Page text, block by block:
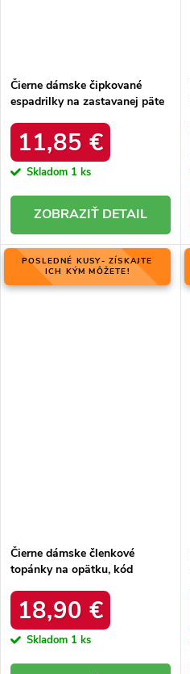
Čierne dámske čipkované
espadrilky na zastavanej päte
NJSK CV-353
11,85 €
Skladom 1 ks
DETAIL
POSLEDNÉ KUSY- ZÍSKAJTE
ICH KÝM MÔŽETE!
Čierne dámske členkové
topánky na opätku, kód
18,90 €
Skladom 1 ks